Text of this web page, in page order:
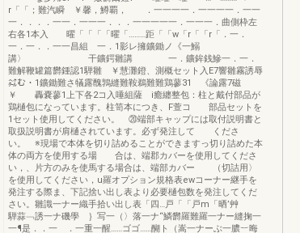
r「「；難汽瞬 ￥馨，鱒覇， ．一一一一．一一一一．一一
一．．．．一一．一一一．．．一一一一一．一一一．曲側枠左
右各1本入 曜「「「「曜「………距「「w「r「「r「．一．
一．一．．一一昌組 一．1影レ擁鑛鋤ノ《一鰯
講〉 干鑛鍔雛講 一．鑛鉾銭鰺一．一．
難解鞭罐篇欝鍾認1騨雛 ￥慧灘鐙、測概セット入E7響雛霧誘辱
㌶む・1鑛鋤難さ犠露醜鶉縫難鞍鵜難難鶏蓼31 《論露7磁
￥ 轟嚢蓼1上下各2コ入唾組薩 i癒纏整包：柱と戴付部品が
鶏樋包になっています。柱笥本につき、F萱コ 部品セットを
1セット使用してください。 ⑳端部キャップには取付説明書と
取扱説明書が肩樋されています。必ず発注して くださ
い。 ※現場で本体を切り詰めることができますっ切り詰めた本
体の両方を使用する場 合は、端郡カバーを使用してくださ
い，、片方のみを使馬する場合は、端部カバー （切詰用〉
を使用してください，u羅オプション規格表ewコーナー継手を
発注する際ま、下記捨い出し表より必要樋包数を発注してくだ
さい。雛識一ナー織手拾い出し表「四…戸「「戸m「晒’艸
騨蒜﹁誘一ナ磯學 ｝写一（〉落一ナ“鱗欝羅難羅一ナー縫掬一
一¶是．．一 ．一重一醒……ゴゴ……醐ト（嵩一ナーぶ一膿︸晦